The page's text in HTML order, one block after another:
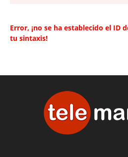
Error, ¡no se ha establecido el ID
tu sintaxis!